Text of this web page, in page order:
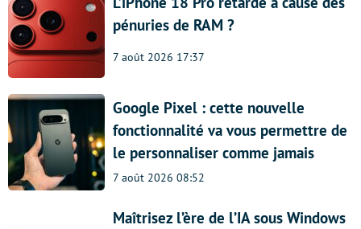
pénuries de RAM ?
7 août 2026 17:37
Google Pixel : cette nouvelle
fonctionnalité va vous permettre de
le personnaliser comme jamais
7 août 2026 08:52
Maîtrisez l’ère de l’IA sous Windows